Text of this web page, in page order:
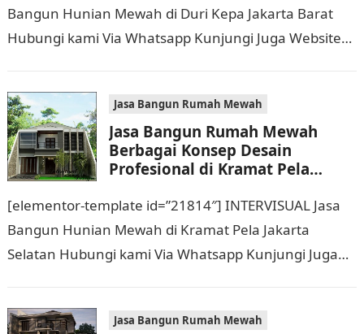
Bangun Hunian Mewah di Duri Kepa Jakarta Barat
Hubungi kami Via Whatsapp Kunjungi Juga Website
Jasa Bangun Rumah Mewah
Jasa Bangun Rumah Mewah
Berbagai Konsep Desain
Profesional di Kramat Pela
9933 588
[elementor-template id=”21814″] INTERVISUAL Jasa
Bangun Hunian Mewah di Kramat Pela Jakarta
Selatan Hubungi kami Via Whatsapp Kunjungi Juga
Jasa Bangun Rumah Mewah